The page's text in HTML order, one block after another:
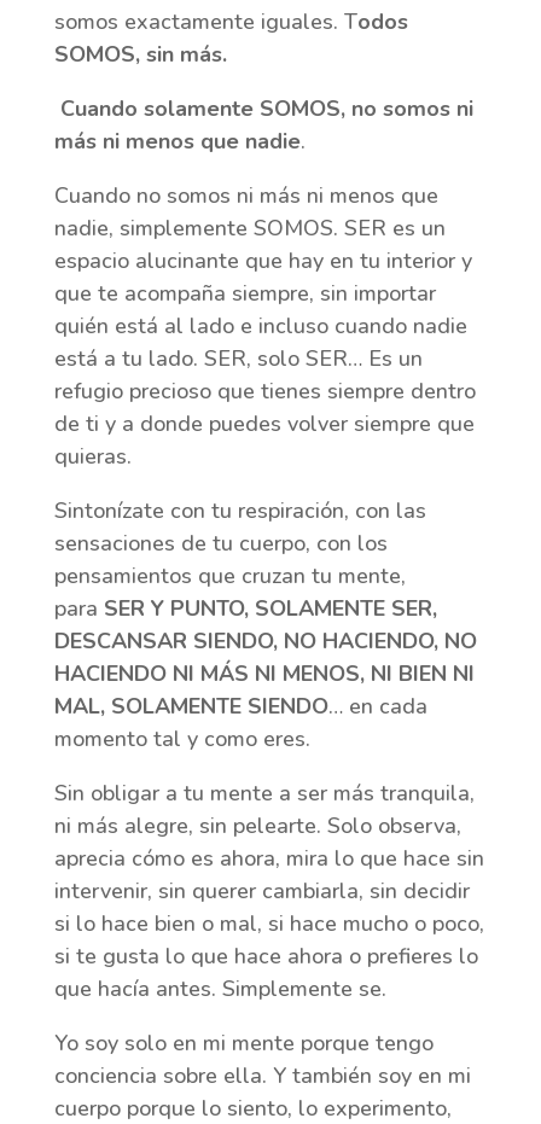
somos exactamente iguales. Todos
SOMOS, sin más.
Cuando solamente SOMOS, no somos ni
más ni menos que nadie.
Cuando no somos ni más ni menos que
nadie, simplemente SOMOS. SER es un
espacio alucinante que hay en tu interior y
que te acompaña siempre, sin importar
quién está al lado e incluso cuando nadie
está a tu lado. SER, solo SER… Es un
refugio precioso que tienes siempre dentro
de ti y a donde puedes volver siempre que
quieras.
Sintonízate con tu respiración, con las
sensaciones de tu cuerpo, con los
pensamientos que cruzan tu mente,
para SER Y PUNTO, SOLAMENTE SER,
DESCANSAR SIENDO, NO HACIENDO, NO
HACIENDO NI MÁS NI MENOS, NI BIEN NI
MAL, SOLAMENTE SIENDO… en cada
momento tal y como eres.
Sin obligar a tu mente a ser más tranquila,
ni más alegre, sin pelearte. Solo observa,
aprecia cómo es ahora, mira lo que hace sin
intervenir, sin querer cambiarla, sin decidir
si lo hace bien o mal, si hace mucho o poco,
si te gusta lo que hace ahora o prefieres lo
que hacía antes. Simplemente se.
Yo soy solo en mi mente porque tengo
conciencia sobre ella. Y también soy en mi
cuerpo porque lo siento, lo experimento,